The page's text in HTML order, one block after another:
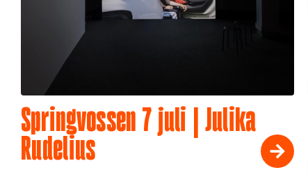
Springvossen 7 juli | Julika
Rudelius